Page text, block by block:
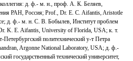
д. ф.‑ м. н., проф. А. К. Беляев,
РАН, Россия; Prof., Dr. E. C. Aifantis, Aristotle
д. ф.‑ м. н. С. В. Бобылев, Институт проблем
K. E. Aifantis, University of Florida, USA; к. т.
политехнический у-т Петра
Argonne National Laboratory, USA; д. ф.‑
государственный технический университет,